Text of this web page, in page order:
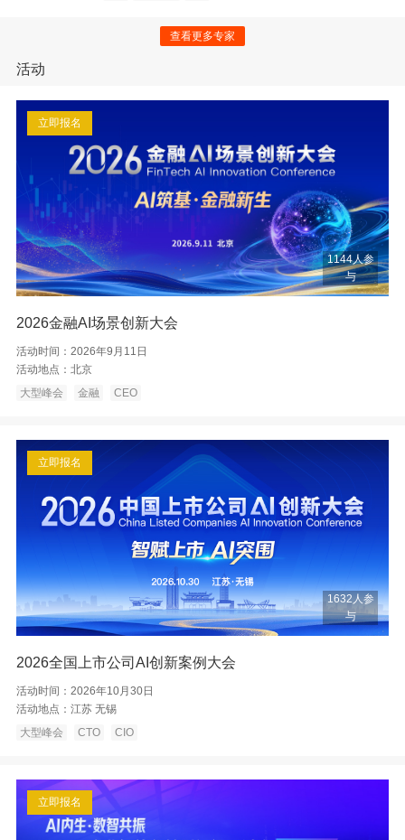
查看更多专家
活动
立即报名
1144人参
与
2026金融AI场景创新大会
活动时间： 2026年9月11日
活动地点： 北京
大型峰会
金融 CEO
立即报名
1632人参
与
2026全国上市公司AI创新案例大会
活动时间： 2026年10月30日
活动地点： 江苏 无锡
大型峰会
CTO CIO
立即报名